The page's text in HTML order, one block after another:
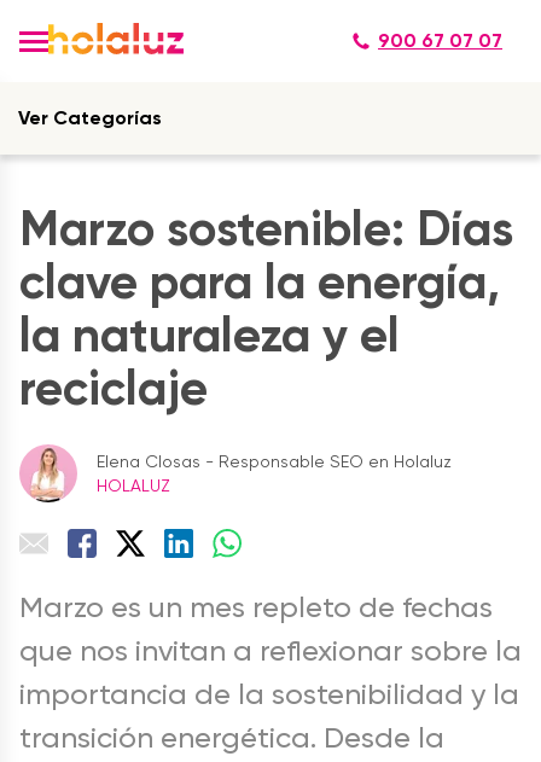
900 67 07 07
Ver Categorías
Marzo sostenible: Días
clave para la energía,
la naturaleza y el
reciclaje
Elena Closas - Responsable SEO en Holaluz
HOLALUZ
Marzo es un mes repleto de fechas
que nos invitan a reflexionar sobre la
importancia de la sostenibilidad y la
transición energética. Desde la